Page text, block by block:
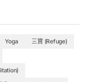
next video to see
Yoga
三寶 (Refuge)